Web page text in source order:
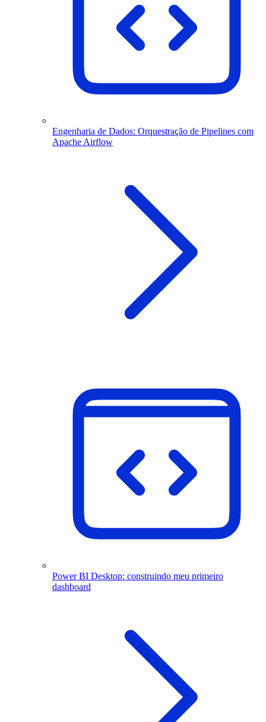
Engenharia de Dados: Orquestração de Pipelines com
Apache Airflow
Power BI Desktop: construindo meu primeiro
dashboard